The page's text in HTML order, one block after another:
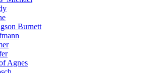
Burnett
Agnes